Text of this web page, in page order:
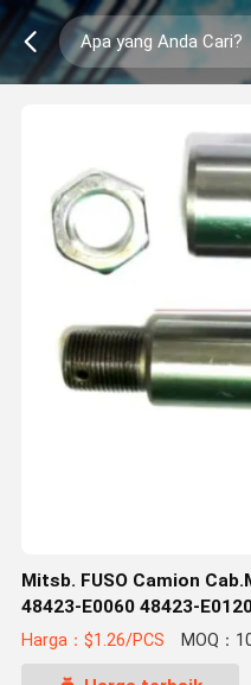
Mitsb. FUSO Camion
48423-E0060 48423-
Harga：$1.26/PCS MOQ：